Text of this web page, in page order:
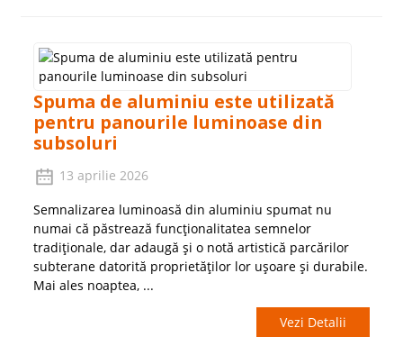
Spuma de aluminiu este utilizată
pentru panourile luminoase din
subsoluri
13 aprilie 2026
Semnalizarea luminoasă din aluminiu spumat nu
numai că păstrează funcționalitatea semnelor
tradiționale, dar adaugă și o notă artistică parcărilor
subterane datorită proprietăților lor ușoare și durabile.
Mai ales noaptea, ...
Vezi Detalii